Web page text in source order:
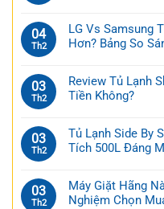
04
Th2
LG Vs Samsung
Hơn? Bảng So
03
Th2
Review Tủ Lạnh
Tiền Không?
03
Th2
Tủ Lạnh Side By
Tích 500L Đáng
03
Th2
Máy Giặt Hãng
Nghiệm Chọn